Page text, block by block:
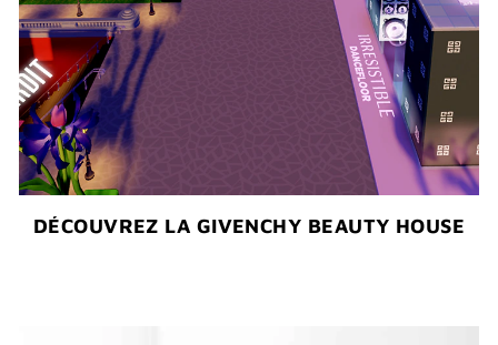
DÉCOUVREZ LA GIVENCHY BEAUTY HOUSE